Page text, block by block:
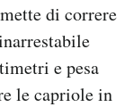
di correre
e pesa
le capriole in